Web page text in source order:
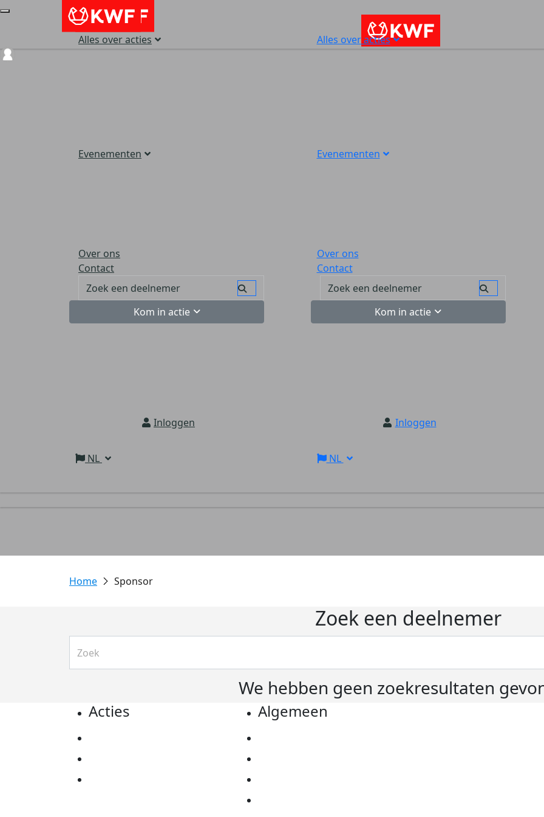
Alles over acties
Evenementen
Over ons
Contact
Kom in actie
Inloggen
NL
Alles over acties
Evenementen
Over ons
Contact
Kom in actie
Inloggen
NL
Sponsor
Zoek een deelnemer
We hebben geen zoekresultaten
Acties Algemeen